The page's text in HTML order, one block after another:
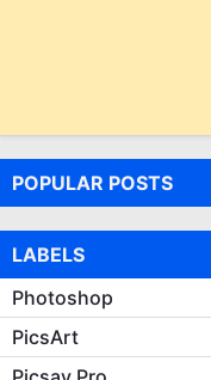
POPULAR POSTS
LABELS
Photoshop
PicsArt